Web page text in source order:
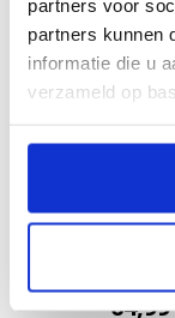
partners voor
partners kunnen
informatie die u
verzameld op
Chloë |
64,99